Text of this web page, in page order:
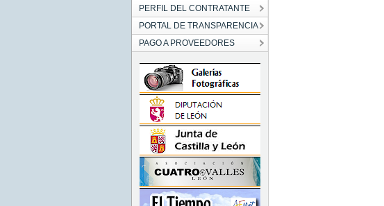
PERFIL DEL CONTRATANTE
PORTAL DE TRANSPARENCIA
PAGO A PROVEEDORES